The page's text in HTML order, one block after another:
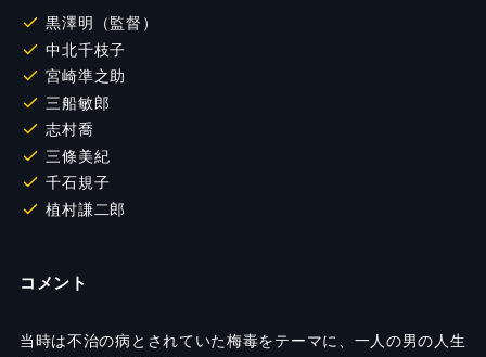
黒澤明（監督）
中北千枝子
宮崎準之助
三船敏郎
志村喬
三條美紀
千石規子
植村謙二郎
コメント
当時は不治の病とされていた梅毒をテーマに、一人の男の人生